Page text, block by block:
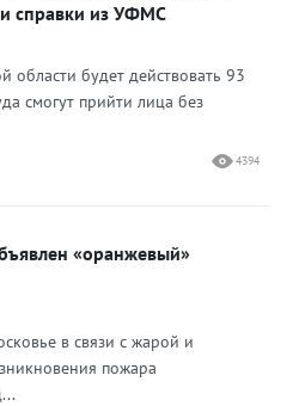
справки из УФМС
области будет действовать 93
смогут прийти лица без
4394
«оранжевый»
в связи с жарой и
пожара